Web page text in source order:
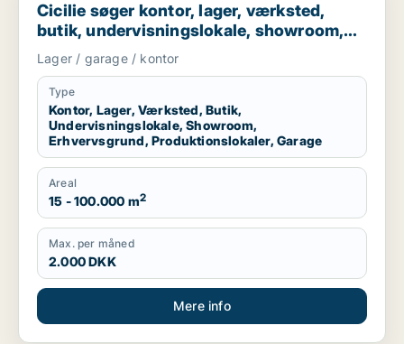
Cicilie søger kontor, lager, værksted,
butik, undervisningslokale, showroom,
erhvervsgrund, produktionslokaler eller
garage til leje i Region Sjælland eller
Nordsjælland
Lager / garage / kontor
Type
Kontor, Lager, Værksted, Butik,
Undervisningslokale, Showroom,
Erhvervsgrund, Produktionslokaler, Garage
Areal
15 - 100.000 m2
Max. per måned
2.000 DKK
Mere info